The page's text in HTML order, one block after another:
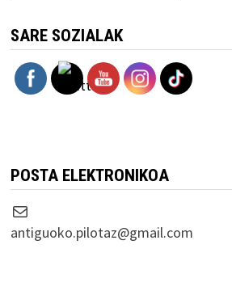
SARE SOZIALAK
POSTA ELEKTRONIKOA
Correo electrónico
antiguoko.pilotaz@gmail.com